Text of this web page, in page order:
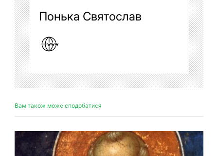
Понька Святослав
Вам також може сподобатися